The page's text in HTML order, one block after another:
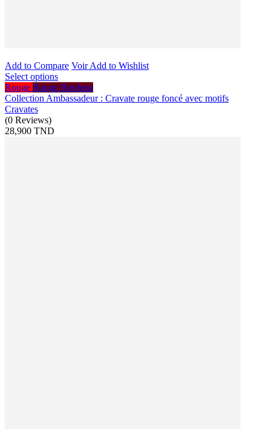
Add to Compare VoirAdd to Wishlist
Select options
Rouge Rouge Bordeau
Collection Ambassadeur : Cravate rouge foncé avec motifs
Cravates
(0 Reviews)
28,900 TND